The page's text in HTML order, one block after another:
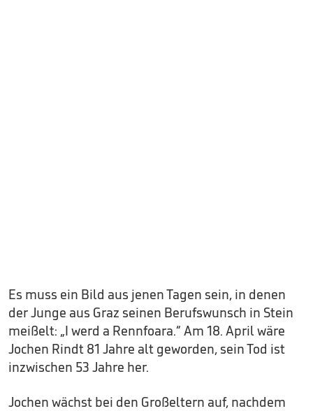
Es muss ein Bild aus jenen Tagen sein, in denen
der Junge aus Graz seinen Berufswunsch in Stein
meißelt: „I werd a Rennfoara.“ Am 18. April wäre
Jochen Rindt 81 Jahre alt geworden, sein Tod ist
inzwischen 53 Jahre her.
Jochen wächst bei den Großeltern auf, nachdem